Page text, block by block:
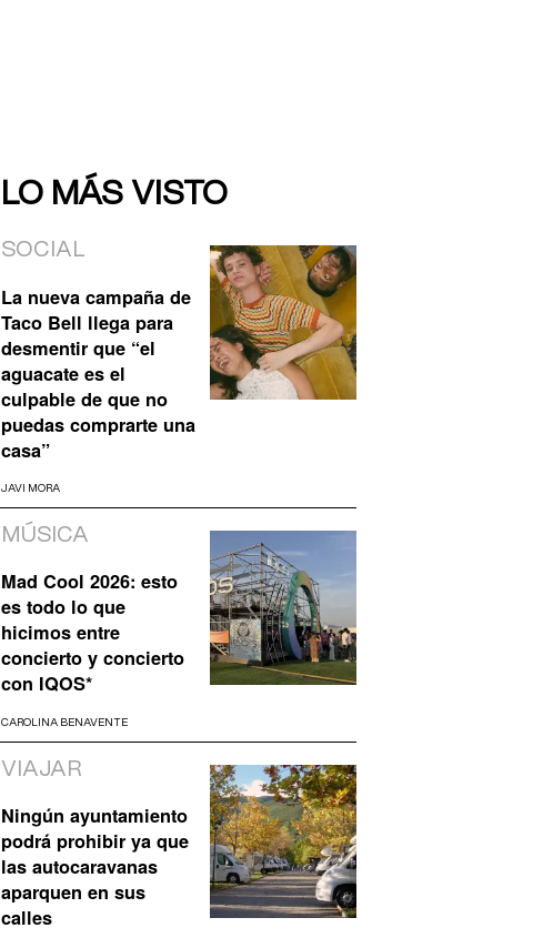
LO MÁS VISTO
SOCIAL
La nueva campaña de
Taco Bell llega para
desmentir que “el
aguacate es el
culpable de que no
puedas comprarte una
casa”
JAVI MORA
MÚSICA
Mad Cool 2026: esto
es todo lo que
hicimos entre
concierto y concierto
con IQOS*
CAROLINA BENAVENTE
VIAJAR
Ningún ayuntamiento
podrá prohibir ya que
las autocaravanas
aparquen en sus
calles